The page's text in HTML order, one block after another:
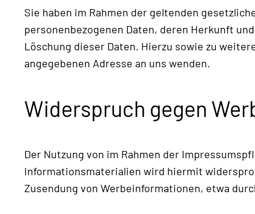
Sie haben im Rahmen der geltenden
personenbezogenen Daten, deren Herkunft
Löschung dieser Daten. Hierzu sowie zu
angegebenen Adresse an uns wenden.
Widerspruch gegen
Der Nutzung von im Rahmen der
Informationsmaterialien wird hiermit
Zusendung von Werbeinformationen, etwa